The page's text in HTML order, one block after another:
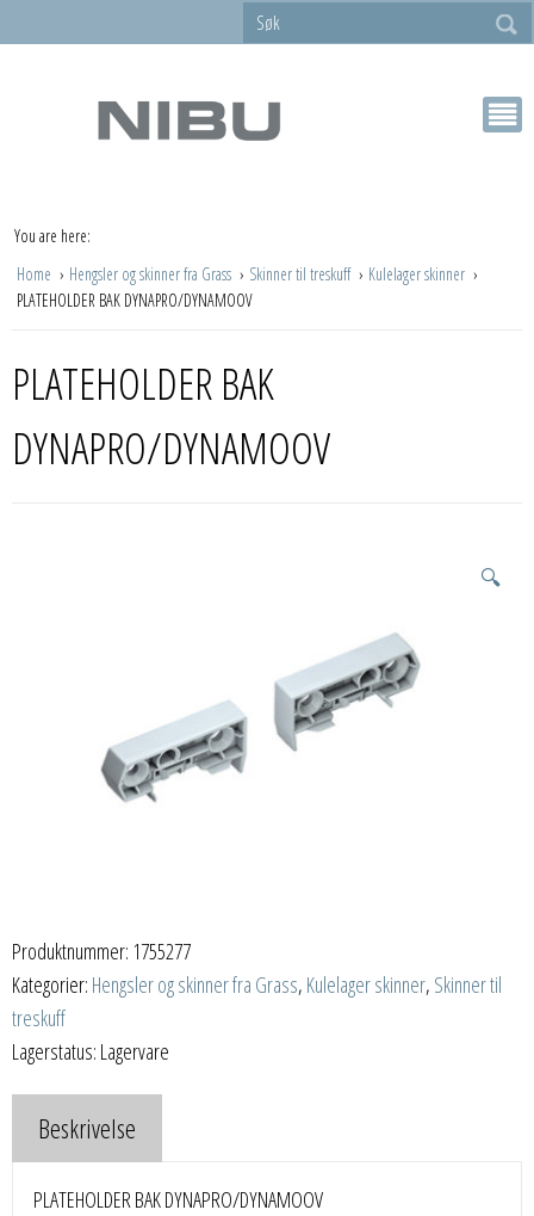
You are here:
Home
Hengsler og skinner fra Grass Skinner til treskuff
Kulelager skinner
PLATEHOLDER BAK DYNAPRO/DYNAMOOV
PLATEHOLDER BAK
DYNAPRO/DYNAMOOV
🔍
Produktnummer: 1755277
Kategorier: Hengsler og skinner fra Grass, Kulelager skinner, Skinner til
treskuff
Lagerstatus: Lagervare
Beskrivelse
PLATEHOLDER BAK DYNAPRO/DYNAMOOV